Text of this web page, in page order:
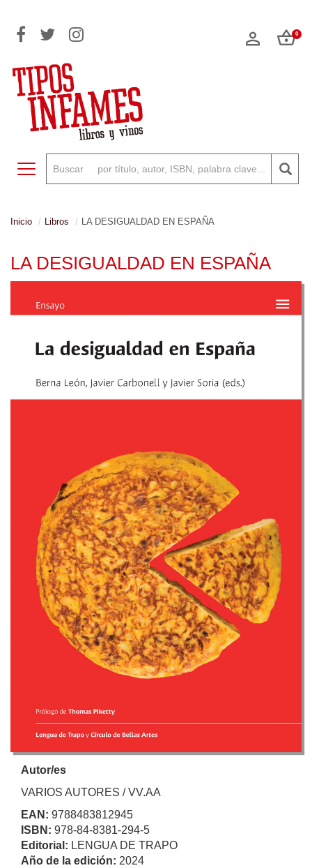
0
Toggle navigation
Inicio Libros LA DESIGUALDAD EN ESPAÑA
LA DESIGUALDAD EN ESPAÑA
Autor/es
VARIOS AUTORES / VV.AA
EAN: 9788483812945
ISBN: 978-84-8381-294-5
Editorial: LENGUA DE TRAPO
Año de la edición: 2024